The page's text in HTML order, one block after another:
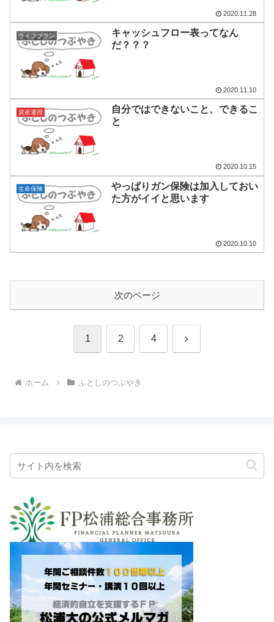
2020.11.28
ライフプラン
キャッシュフロー表ってなん
だ？？？
2020.11.10
資産運用
自分ではできないこと、できるこ
と
2020.10.15
生命保険
やっぱりガン保険は加入しておい
た方がイイと思います
2020.10.10
次のページ
1 2 4 次
ホーム ふとしのつぶやき